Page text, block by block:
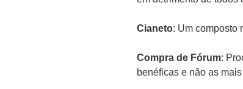
Cianeto: Um composto
Compra de Fórum:
benéficas e não as